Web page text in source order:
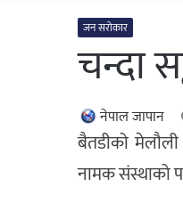
जन सरोकार
चन्दा
नेपाल जापान
बैतडीको
नामक संस्थाको